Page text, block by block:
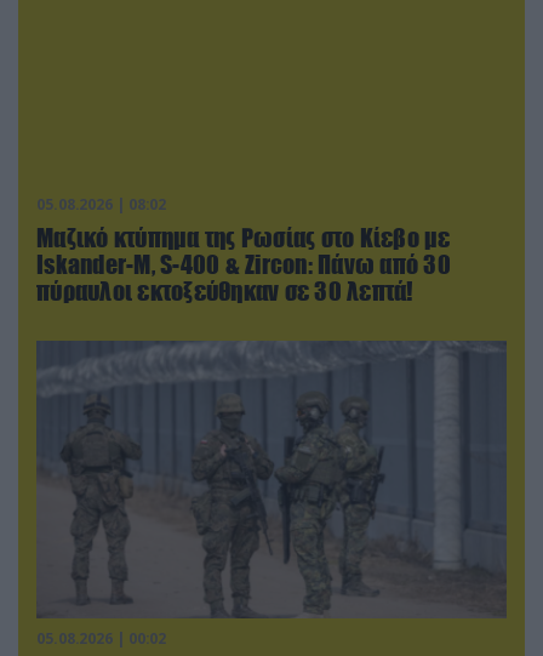
05.08.2026 | 08:02
Μαζικό κτύπημα της Ρωσίας στο Κίεβο με
Iskander-Μ, S-400 & Zircon: Πάνω από 30
πύραυλοι εκτοξεύθηκαν σε 30 λεπτά!
05.08.2026 | 00:02